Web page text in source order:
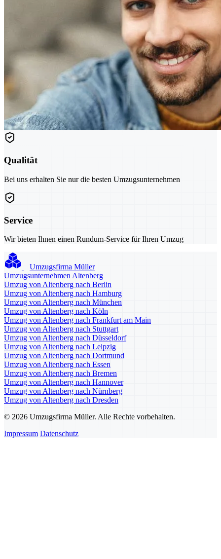
Qualität
Bei uns erhalten Sie nur die besten Umzugsunternehmen
Service
Wir bieten Ihnen einen Rundum-Service für Ihren Umzug
Umzugsfirma Müller
Umzugsunternehmen Altenberg
Umzug von Altenberg nach Berlin
Umzug von Altenberg nach Hamburg
Umzug von Altenberg nach München
Umzug von Altenberg nach Köln
Umzug von Altenberg nach Frankfurt am Main
Umzug von Altenberg nach Stuttgart
Umzug von Altenberg nach Düsseldorf
Umzug von Altenberg nach Leipzig
Umzug von Altenberg nach Dortmund
Umzug von Altenberg nach Essen
Umzug von Altenberg nach Bremen
Umzug von Altenberg nach Hannover
Umzug von Altenberg nach Nürnberg
Umzug von Altenberg nach Dresden
© 2026 Umzugsfirma Müller. Alle Rechte vorbehalten.
Impressum Datenschutz